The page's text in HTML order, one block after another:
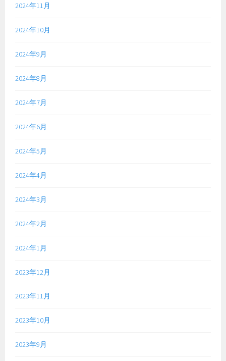
2024年11月
2024年10月
2024年9月
2024年8月
2024年7月
2024年6月
2024年5月
2024年4月
2024年3月
2024年2月
2024年1月
2023年12月
2023年11月
2023年10月
2023年9月